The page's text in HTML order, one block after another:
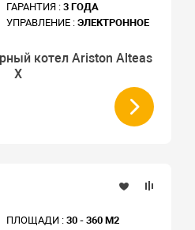
ГАРАНТИЯ :3 ГОДА
УПРАВЛЕНИЕ :ЭЛЕКТРОННОЕ
котел Ariston Alteas
X
ПЛОЩАДИ :30 - 360 М2